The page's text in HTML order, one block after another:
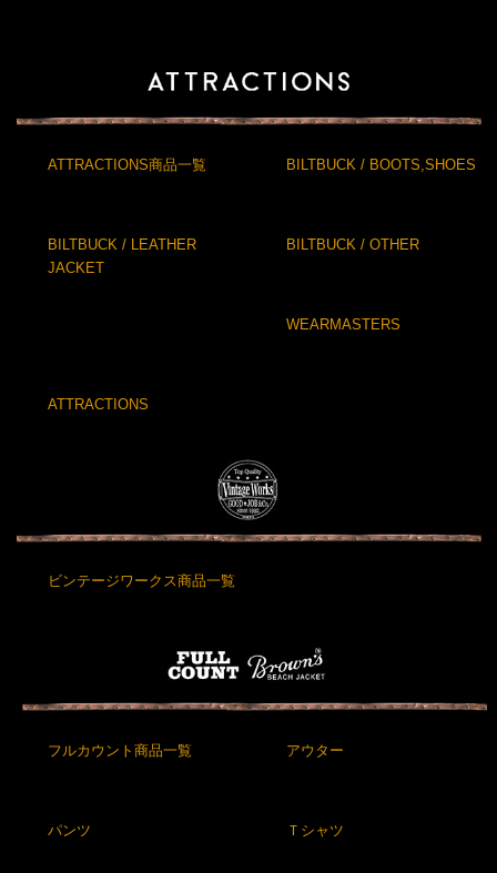
ATTRACTIONS商品一覧 BILTBUCK / BOOTS,SHOES
BILTBUCK / LEATHER
JACKET
BILTBUCK / OTHER
WEARMASTERS
ATTRACTIONS
ビンテージワークス商品一覧
フルカウント商品一覧 アウター
パンツ Ｔシャツ